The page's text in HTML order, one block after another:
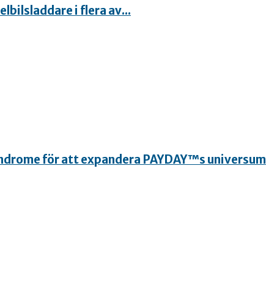
i flera av...
för att expandera PAYDAY™s universum